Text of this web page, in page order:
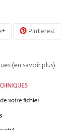
Pinterest
(en savoir plus).